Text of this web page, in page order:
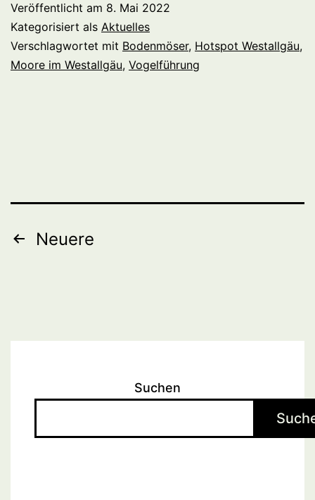
Veröffentlicht am 8. Mai 2022
Kategorisiert als Aktuelles
Verschlagwortet mit Bodenmöser, Hotspot Westallgäu,
Moore im Westallgäu, Vogelführung
Seitennummerierung
Neuere
Suchen